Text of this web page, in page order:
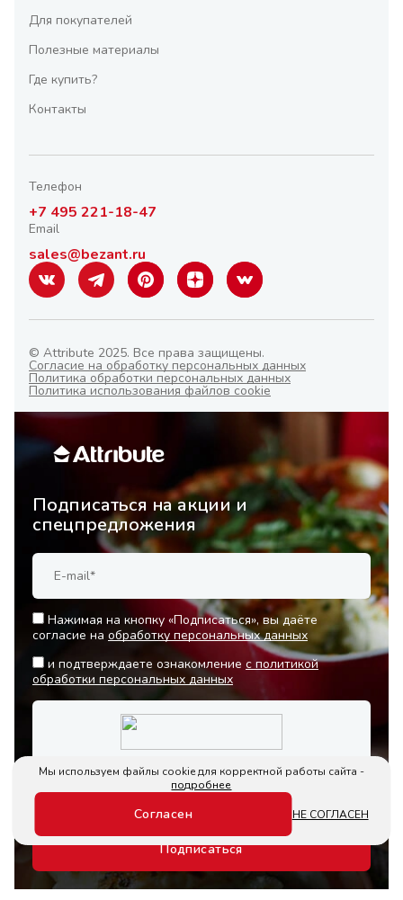
Для покупателей
Полезные материалы
Где купить?
Контакты
Телефон
+7 495 221-18-47
Email
sales@bezant.ru
© Attribute 2025. Все права защищены.
Согласие на обработку персональных данных
Политика обработки персональных данных
Политика использования файлов cookie
Подписаться на акции и
спецпредложения
Нажимая на кнопку «Подписаться», вы даёте
согласие на обработку персональных данных
и подтверждаете ознакомление с политикой
обработки персональных данных
Мы используем файлы cookie для корректной работы сайта -
подробнее
Согласен НЕ СОГЛАСЕН